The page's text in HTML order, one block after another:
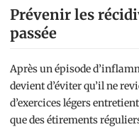
Prévenir les
passée
Après un épisode
devient d’éviter qu’il ne
d’exercices légers
que des étirements